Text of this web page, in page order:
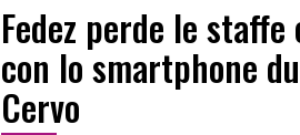
Fedez perde le
con lo smartphone
Cervo